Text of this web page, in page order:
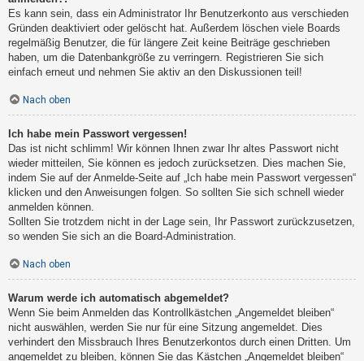
Es kann sein, dass ein Administrator Ihr Benutzerkonto aus verschieden
Gründen deaktiviert oder gelöscht hat. Außerdem löschen viele Boards
regelmäßig Benutzer, die für längere Zeit keine Beiträge geschrieben
haben, um die Datenbankgröße zu verringern. Registrieren Sie sich
einfach erneut und nehmen Sie aktiv an den Diskussionen teil!
Nach oben
Ich habe mein Passwort vergessen!
Das ist nicht schlimm! Wir können Ihnen zwar Ihr altes Passwort nicht
wieder mitteilen, Sie können es jedoch zurücksetzen. Dies machen Sie,
indem Sie auf der Anmelde-Seite auf „Ich habe mein Passwort vergessen“
klicken und den Anweisungen folgen. So sollten Sie sich schnell wieder
anmelden können.
Sollten Sie trotzdem nicht in der Lage sein, Ihr Passwort zurückzusetzen,
so wenden Sie sich an die Board-Administration.
Nach oben
Warum werde ich automatisch abgemeldet?
Wenn Sie beim Anmelden das Kontrollkästchen „Angemeldet bleiben“
nicht auswählen, werden Sie nur für eine Sitzung angemeldet. Dies
verhindert den Missbrauch Ihres Benutzerkontos durch einen Dritten. Um
angemeldet zu bleiben, können Sie das Kästchen „Angemeldet bleiben“